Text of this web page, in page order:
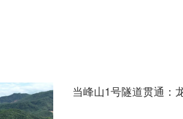
当峰山1号隧道贯通：